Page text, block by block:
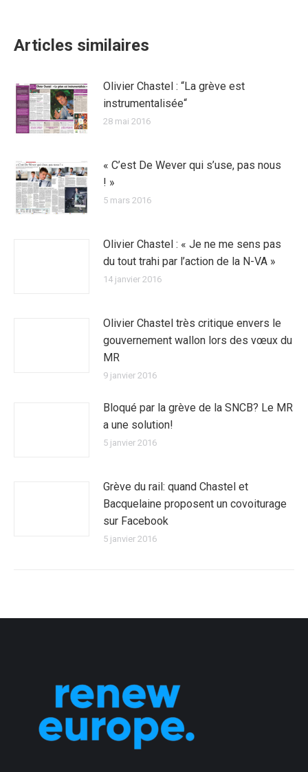
Articles similaires
Olivier Chastel : “La grève est
instrumentalisée“
28 mai 2016
« C’est De Wever qui s’use, pas nous
! »
5 mars 2016
Olivier Chastel : « Je ne me sens pas
du tout trahi par l’action de la N-VA »
14 janvier 2016
Olivier Chastel très critique envers le
gouvernement wallon lors des vœux du
MR
9 janvier 2016
Bloqué par la grève de la SNCB? Le MR
a une solution!
5 janvier 2016
Grève du rail: quand Chastel et
Bacquelaine proposent un covoiturage
sur Facebook
5 janvier 2016